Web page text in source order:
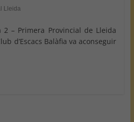
Lleida
2 – Primera Provincial de Lleida
d’Escacs Balàfia va aconseguir